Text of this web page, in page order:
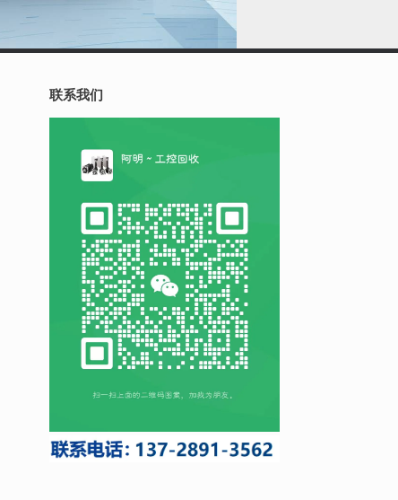
联系我们